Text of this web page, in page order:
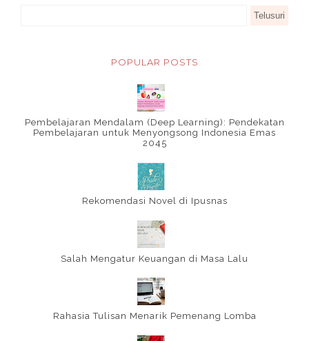
POPULAR POSTS
Pembelajaran Mendalam (Deep Learning): Pendekatan
Pembelajaran untuk Menyongsong Indonesia Emas
2045
Rekomendasi Novel di Ipusnas
Salah Mengatur Keuangan di Masa Lalu
Rahasia Tulisan Menarik Pemenang Lomba